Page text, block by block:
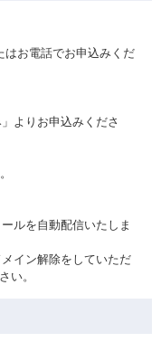
はお電話でお申込みくだ
よりお申込みくださ
ルを自動配信いたしま
イン解除をしていただ
い。